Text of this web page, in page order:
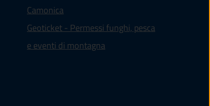
Camonica
Geoticket - Permessi funghi, pesca
e eventi di montagna